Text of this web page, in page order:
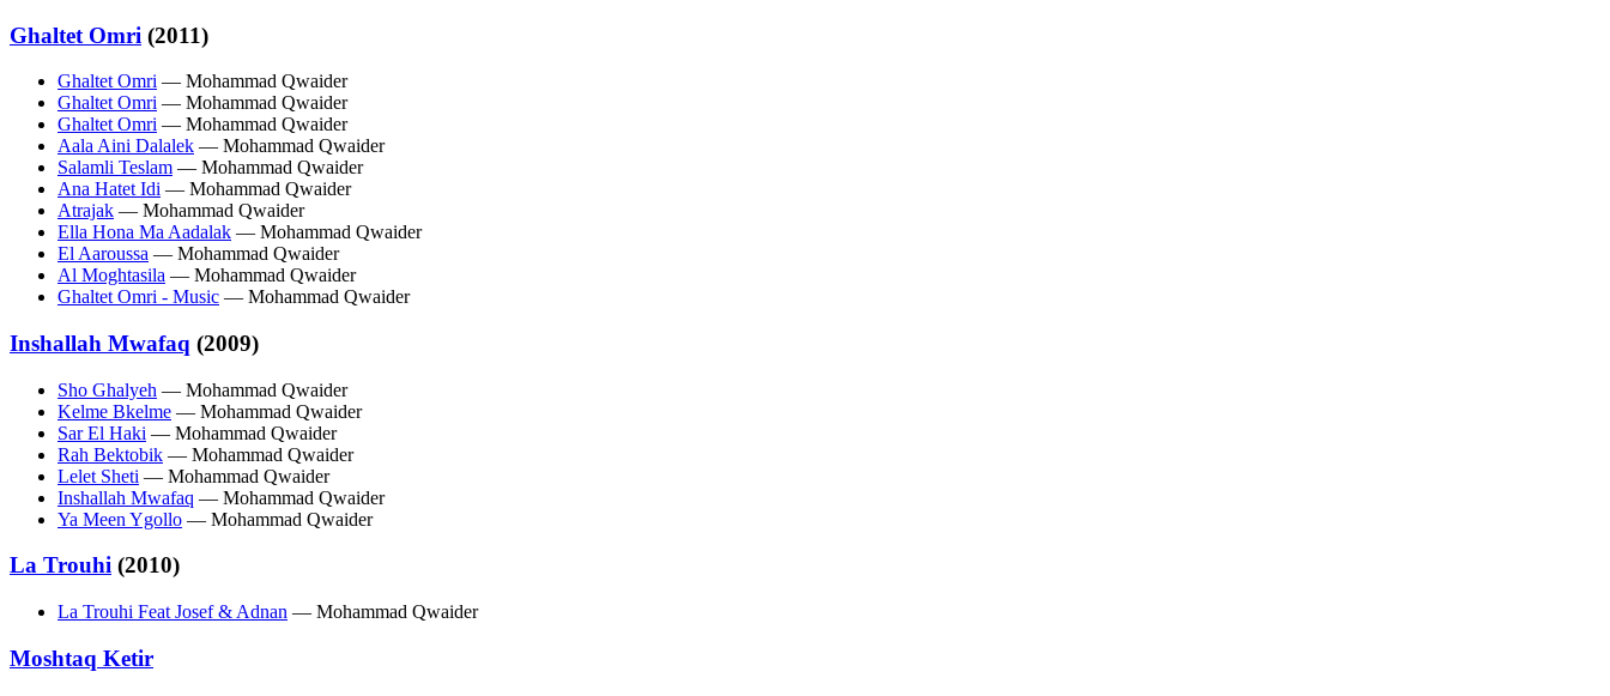
Ghaltet Omri (2011)
Ghaltet Omri — Mohammad Qwaider
Ghaltet Omri — Mohammad Qwaider
Ghaltet Omri — Mohammad Qwaider
Aala Aini Dalalek — Mohammad Qwaider
Salamli Teslam — Mohammad Qwaider
Ana Hatet Idi — Mohammad Qwaider
Atrajak — Mohammad Qwaider
Ella Hona Ma Aadalak — Mohammad Qwaider
El Aaroussa — Mohammad Qwaider
Al Moghtasila — Mohammad Qwaider
Ghaltet Omri - Music — Mohammad Qwaider
Inshallah Mwafaq (2009)
Sho Ghalyeh — Mohammad Qwaider
Kelme Bkelme — Mohammad Qwaider
Sar El Haki — Mohammad Qwaider
Rah Bektobik — Mohammad Qwaider
Lelet Sheti — Mohammad Qwaider
Inshallah Mwafaq — Mohammad Qwaider
Ya Meen Ygollo — Mohammad Qwaider
La Trouhi (2010)
La Trouhi Feat Josef & Adnan — Mohammad Qwaider
Moshtaq Ketir